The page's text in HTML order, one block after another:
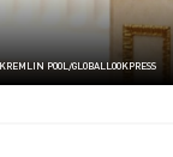
POOL/GLOBALLOOKPRESS